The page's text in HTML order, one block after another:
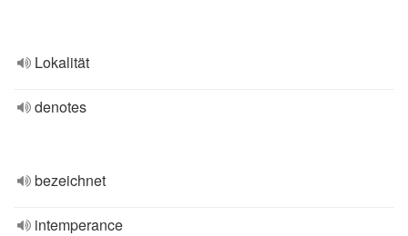
Lokalität
denotes
bezeichnet
intemperance